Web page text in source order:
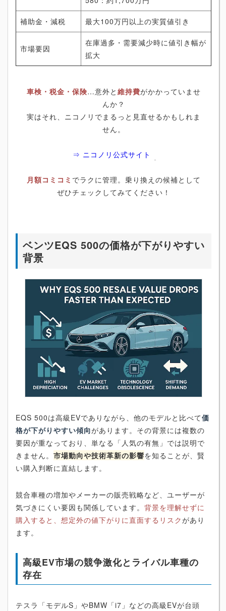
補助金・減税 最大100万円以上の実質値引き
市場要因
在庫過多・需要減少時に値引き幅が
拡大
車検・税金・保険…意外と 維持費がかかっていませ
んか？
実はそれ、ニコノリでまるっと見直せるかもしれま
せん。
⇒ ニコノリ公式サイト
月額コミコミ でラクに管理。乗り換えの候補として
ぜひチェックしてみてください！
ベンツEQS 500の価格が下がりやすい
背景
EQS 500は高級EVでありながら、他のモデルと比べて価
格が下がりやすい傾向があります。その背景には複数の
要因が重なっており、単なる「人気の有無」では説明で
きません。 市場動向や技術革新の影響を知ることが、賢
い購入判断に直結します。
競合車種の増加やメーカーの販売戦略など、ユーザーが
気づきにくい要因も関係しています。 背景を理解せずに
購入すると、想定外の値下がりに直面するリスクがあり
ます。
高級EV市場の競争激化とライバル車種の
存在
テスラ「モデルS」やBMW「i7」などの高級EVが台頭